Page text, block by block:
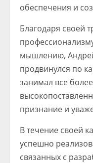
обеспечения и
Благодаря своей
мышлению,
продвинулся по
занимал все
признание и
В течение своей
успешно
связанных с